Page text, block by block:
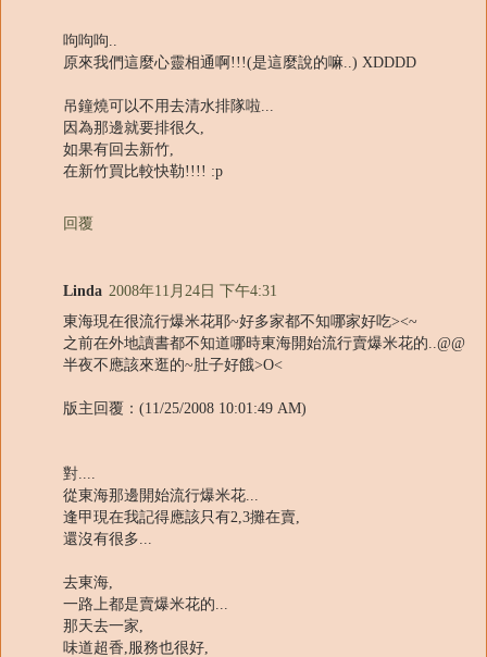
呴呴呴..
原來我們這麼心靈相通啊!!!(是這麼說的嘛..) XDDDD
吊鐘燒可以不用去清水排隊啦...
因為那邊就要排很久,
如果有回去新竹,
在新竹買比較快勒!!!! :p
回覆
Linda 2008年11月24日 下午4:31
東海現在很流行爆米花耶~好多家都不知哪家好吃><~
之前在外地讀書都不知道哪時東海開始流行賣爆米花的..@@
半夜不應該來逛的~肚子好餓>O<
版主回覆：(11/25/2008 10:01:49 AM)
對....
從東海那邊開始流行爆米花...
逢甲現在我記得應該只有2,3攤在賣,
還沒有很多...
去東海,
一路上都是賣爆米花的...
那天去一家,
味道超香,服務也很好,